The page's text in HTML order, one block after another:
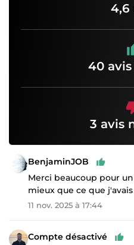
4,6
40
3 avis
BenjaminJOB
Merci beaucoup pour
mieux que ce que
11 nov. 2025 à 17:44
Compte désactivé